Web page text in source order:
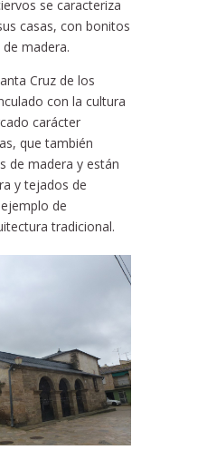
se caracteriza
casas, con bonitos
madera.
Cruz de los
con la cultura
carácter
que también
de madera y están
y tejados de
de
tradicional.